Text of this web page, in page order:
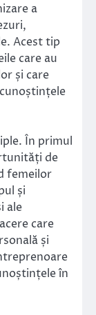
a
Acest tip
care au
și care
În primul
de
femeilor
și
ale
care
și
în